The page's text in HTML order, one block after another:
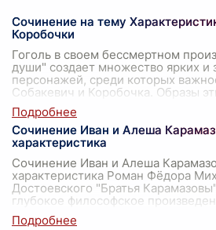
Сочинение на тему
Коробочки
Гоголь в своем бессмертном
души" создает множество ярких
персонажей, среди которых
Собакевич и Коробочка. Образы
Сочинение Иван и Алеша
характеристика
Сочинение Иван и Алеша
характеристика Роман Фёдора
Достоевского "Братья
глубокое философское